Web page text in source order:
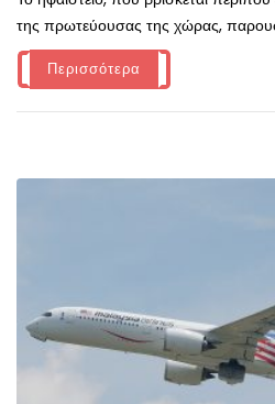
της πρωτεύουσας της χώρας,
Περισσότερα